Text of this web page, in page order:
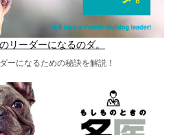
リーダーになるのダ。
ーになるための秘訣を解説！